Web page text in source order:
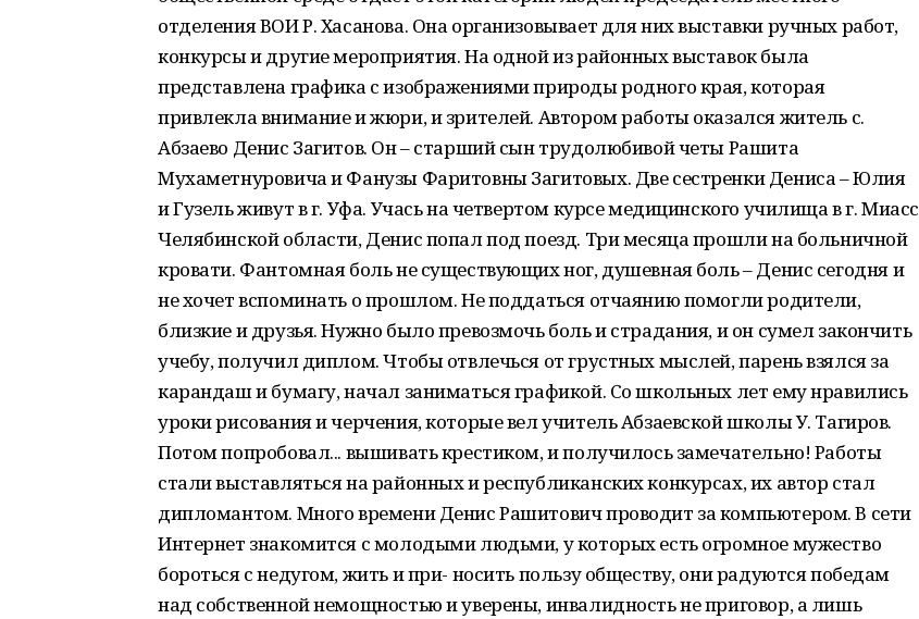
отделения ВОИ Р. Хасанова. Она организовывает для них выставки ручных работ,
конкурсы и другие мероприятия. На одной из районных выставок была
представлена графика с изображениями природы родного края, которая
привлекла внимание и жюри, и зрителей. Автором работы оказался житель с.
Абзаево Денис Загитов. Он – старший сын трудолюбивой четы Рашита
Мухаметнуровича и Фанузы Фаритовны Загитовых. Две сестренки Дениса – Юлия
и Гузель живут в г. Уфа. Учась на четвертом курсе медицинского училища в г. Миасс
Челябинской области, Денис попал под поезд. Три месяца прошли на больничной
кровати. Фантомная боль не существующих ног, душевная боль – Денис сегодня и
не хочет вспоминать о прошлом. Не поддаться отчаянию помогли родители,
близкие и друзья. Нужно было превозмочь боль и страдания, и он сумел закончить
учебу, получил диплом. Чтобы отвлечься от грустных мыслей, парень взялся за
карандаш и бумагу, начал заниматься графикой. Со школьных лет ему нравились
уроки рисования и черчения, которые вел учитель Абзаевской школы У. Тагиров.
Потом попробовал... вышивать крестиком, и получилось замечательно! Работы
стали выставляться на районных и республиканских конкурсах, их автор стал
дипломантом. Много времени Денис Рашитович проводит за компьютером. В сети
Интернет знакомится с молодыми людьми, у которых есть огромное мужество
бороться с недугом, жить и при- носить пользу обществу, они радуются победам
над собственной немощностью и уверены, инвалидность не приговор, а лишь